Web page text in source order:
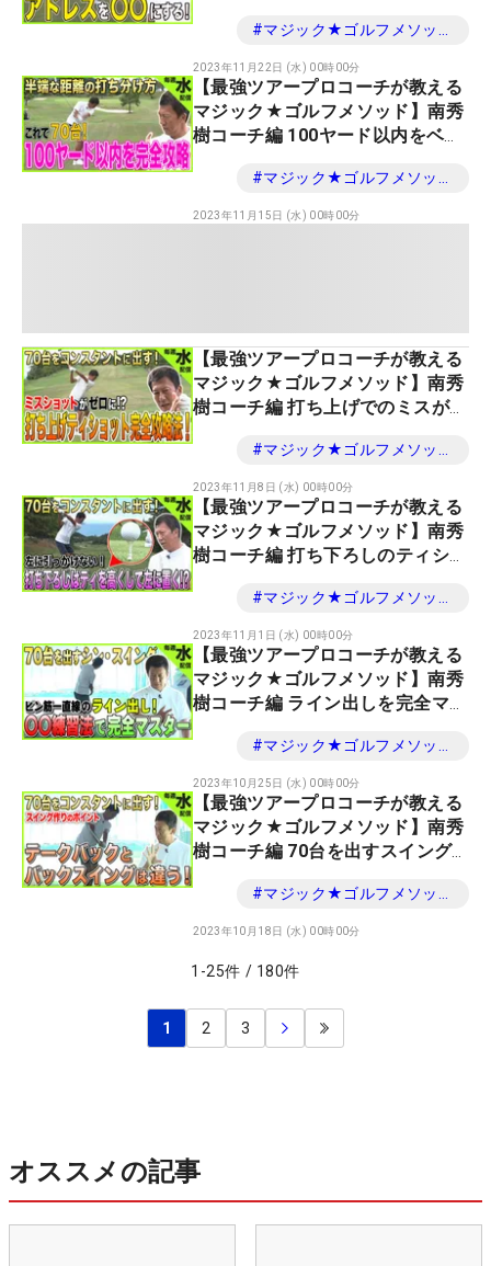
#マジック★ゴルフメソッド
2023年11月22日 (水) 00時00分
【最強ツアープロコーチが教える
マジック★ゴルフメソッド】南秀
樹コーチ編 100ヤード以内をベタ
#マジック★ゴルフメソッド
2023年11月15日 (水) 00時00分
【最強ツアープロコーチが教える
マジック★ゴルフメソッド】南秀
樹コーチ編 打ち上げでのミスが減
#マジック★ゴルフメソッド
2023年11月8日 (水) 00時00分
【最強ツアープロコーチが教える
マジック★ゴルフメソッド】南秀
樹コーチ編 打ち下ろしのティショ
#マジック★ゴルフメソッド
2023年11月1日 (水) 00時00分
【最強ツアープロコーチが教える
マジック★ゴルフメソッド】南秀
樹コーチ編 ライン出しを完全マス
#マジック★ゴルフメソッド
2023年10月25日 (水) 00時00分
【最強ツアープロコーチが教える
マジック★ゴルフメソッド】南秀
樹コーチ編 70台を出すスイング
#マジック★ゴルフメソッド
2023年10月18日 (水) 00時00分
1 -25件 / 180件
1 2 3
オススメの記事